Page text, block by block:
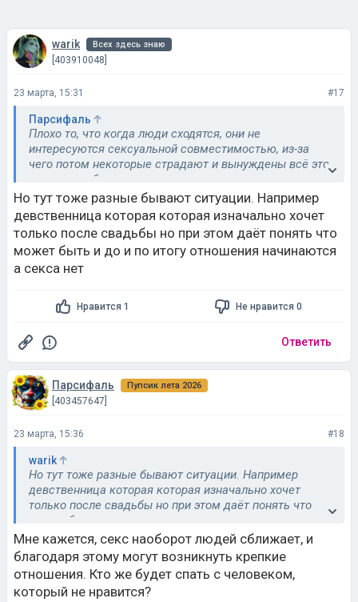
warik Всех здесь знаю
[403910048]
23 марта, 15:31 #17
Парсифаль
Плохо то, что когда люди сходятся, они не
интересуются сексуальной совместимостью, из-за
чего потом некоторые страдают и вынуждены всё это
носить в себе.
Но тут тоже разные бывают ситуации. Например
девственница которая которая изначально хочет
только после свадьбы но при этом даёт понять что
может быть и до и по итогу отношения начинаются
а секса нет
Нравится 1 Не нравится 0
Ответить
Парсифаль Пупсик лета 2026
[403457647]
23 марта, 15:36 #18
warik
Но тут тоже разные бывают ситуации. Например
девственница которая которая изначально хочет
только после свадьбы но при этом даёт понять что
может быть и до и по итогу отношения начинаются а
секса нет
Мне кажется, секс наоборот людей сближает, и
благодаря этому могут возникнуть крепкие
отношения. Кто же будет спать с человеком,
который не нравится?